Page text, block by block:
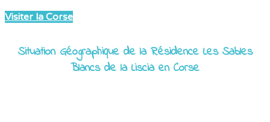
Visiter la Corse
Situation Géographique de la Résidence Les Sables
Blancs de la Liscia en Corse